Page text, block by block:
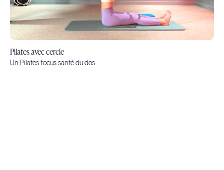
Pilates avec cercle
Un Pilates focus santé du dos